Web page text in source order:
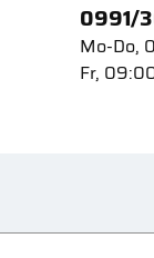
0991/
Mo-Do,
Fr,